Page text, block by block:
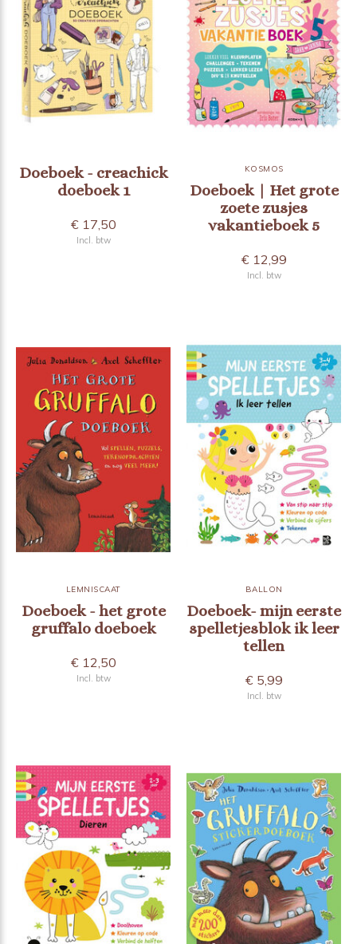
Doeboek - creachick
doeboek 1
€ 17,50
Incl. btw
KOSMOS
Doeboek | Het grote
zoete zusjes
vakantieboek 5
€ 12,99
Incl. btw
LEMNISCAAT
Doeboek - het grote
gruffalo doeboek
€ 12,50
Incl. btw
BALLON
Doeboek- mijn eerste
spelletjesblok ik leer
tellen
€ 5,99
Incl. btw